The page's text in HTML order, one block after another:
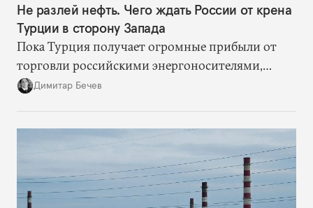
Не разлей нефть. Чего ждать России от крена
Турции в сторону Запада
Пока Турция получает огромные прибыли от
торговли российскими энергоносителями,
частичный разворот на Запад не скажется на ее
Димитар Бечев